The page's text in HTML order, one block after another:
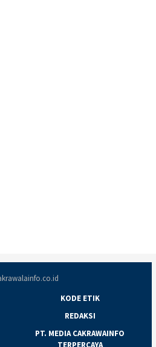
KODE ETIK
REDAKSI
PT. MEDIA CAKRAWAINFO
TERPERCAYA